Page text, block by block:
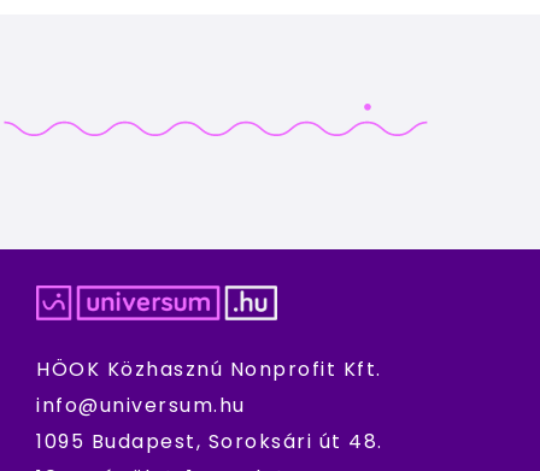
HÖOK Közhasznú Nonprofit Kft.
info@universum.hu
1095 Budapest, Soroksári út 48.